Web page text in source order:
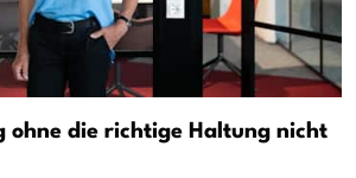
ohne die richtige Haltung nicht